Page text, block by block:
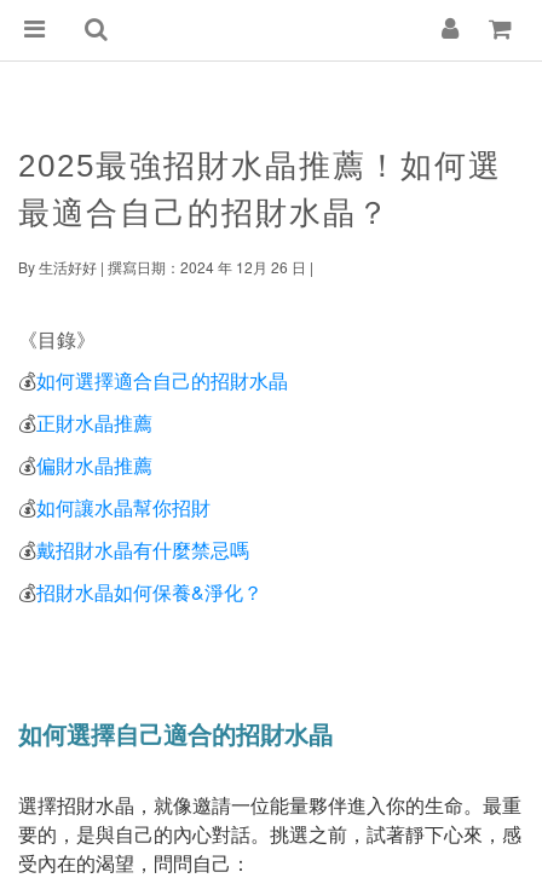
2025最強招財水晶推薦！如何選
最適合自己的招財水晶？
By 生活好好 | 撰寫日期：2024 年 12月 26 日 |
《目錄》
💰如何選擇適合自己的招財水晶
💰正財水晶推薦
💰偏財水晶推薦
💰如何讓水晶幫你招財
💰戴招財水晶有什麼禁忌嗎
💰招財水晶如何保養&淨化？
如何選擇自己適合的招財水晶
選擇招財水晶，就像邀請一位能量夥伴進入你的生命。最重
要的，是與自己的內心對話。挑選之前，試著靜下心來，感
受內在的渴望，問問自己：